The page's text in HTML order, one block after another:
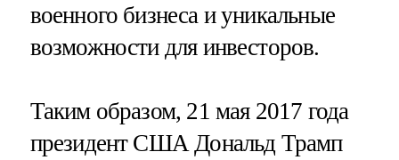
военного бизнеса и уникальные
возможности для инвесторов.
Таким образом, 21 мая 2017 года
президент США Дональд Трамп